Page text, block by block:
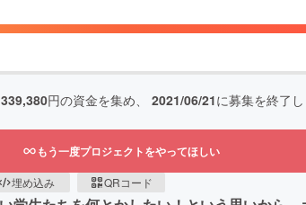
339,380円の資金を集め、 2021/06/21に募集を終了
もう一度プロジェクトをやってほしい
埋め込み QRコード